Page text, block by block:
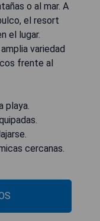
o al mar. A
el resort
el lugar.
variedad
frente al
playa.
cercanas.